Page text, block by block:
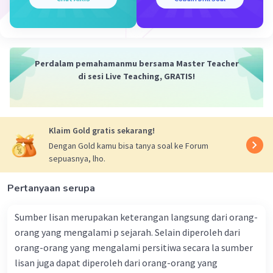
Iklan
Perdalam pemahamanmu bersama Master Teacher
di sesi Live Teaching, GRATIS!
Klaim Gold gratis sekarang!
Dengan Gold kamu bisa tanya soal ke Forum
sepuasnya, lho.
Pertanyaan serupa
Sumber lisan merupakan keterangan langsung dari orang-
orang yang mengalami p sejarah. Selain diperoleh dari
orang-orang yang mengalami persitiwa secara la sumber
lisan juga dapat diperoleh dari orang-orang yang